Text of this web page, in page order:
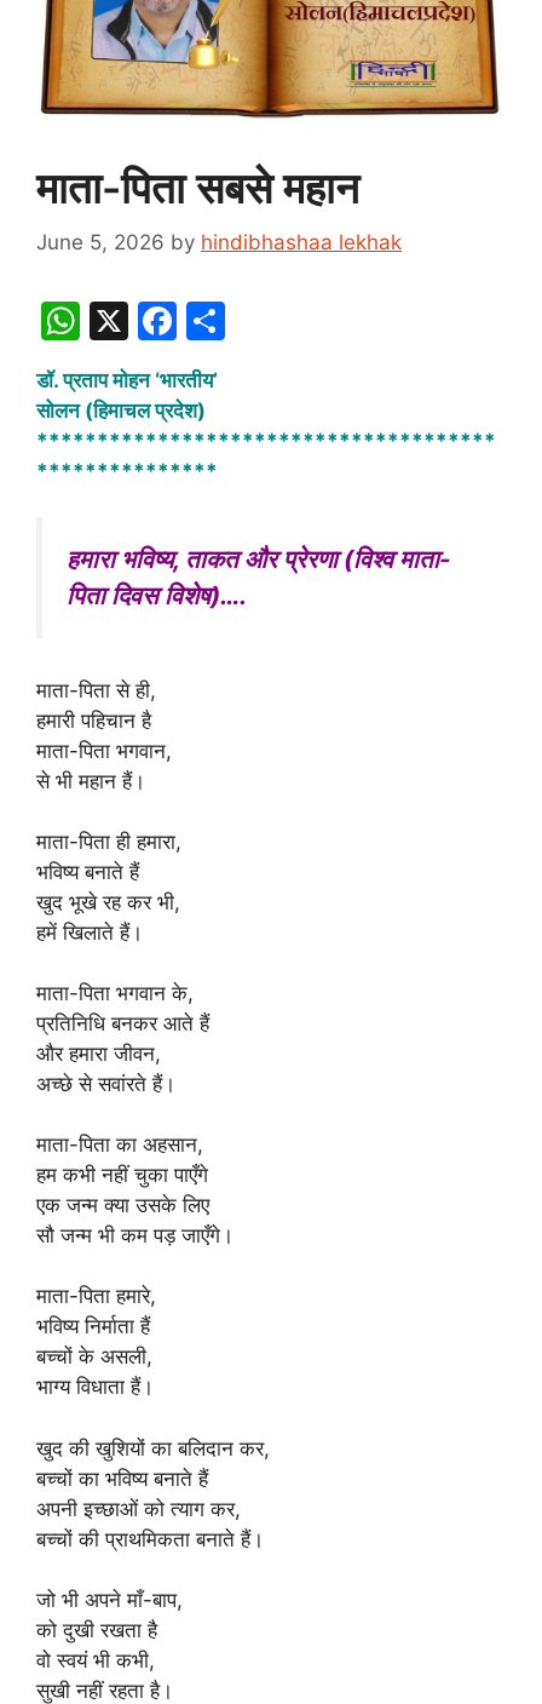
माता-पिता सबसे महान
June 5, 2026 by hindibhashaa lekhak
W
at
s
A
p
X
F
a
c
e
b
o
k
e
डॉ. प्रताप मोहन ‘भारतीय’
सोलन (हिमाचल प्रदेश)
**************************************
***************
हमारा भविष्य, ताकत और प्रेरणा (विश्व माता-
पिता दिवस विशेष)….
माता-पिता से ही,
हमारी पहिचान है
माता-पिता भगवान,
से भी महान हैं।
माता-पिता ही हमारा,
भविष्य बनाते हैं
खुद भूखे रह कर भी,
हमें खिलाते हैं।
माता-पिता भगवान के,
प्रतिनिधि बनकर आते हैं
और हमारा जीवन,
अच्छे से सवांरते हैं।
माता-पिता का अहसान,
हम कभी नहीं चुका पाएँगे
एक जन्म क्या उसके लिए
सौ जन्म भी कम पड़ जाएँगे।
माता-पिता हमारे,
भविष्य निर्माता हैं
बच्चों के असली,
भाग्य विधाता हैं।
खुद की खुशियों का बलिदान कर,
बच्चों का भविष्य बनाते हैं
अपनी इच्छाओं को त्याग कर,
बच्चों की प्राथमिकता बनाते हैं।
जो भी अपने माँ-बाप,
को दुखी रखता है
वो स्वयं भी कभी,
सुखी नहीं रहता है।